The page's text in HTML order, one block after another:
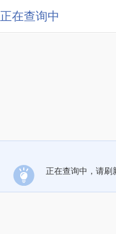
正在查询中
正在查询中，请刷